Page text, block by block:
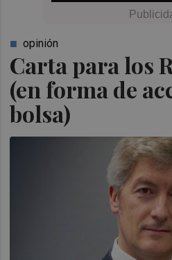
Carta para los
(en forma de
bolsa)
opinión